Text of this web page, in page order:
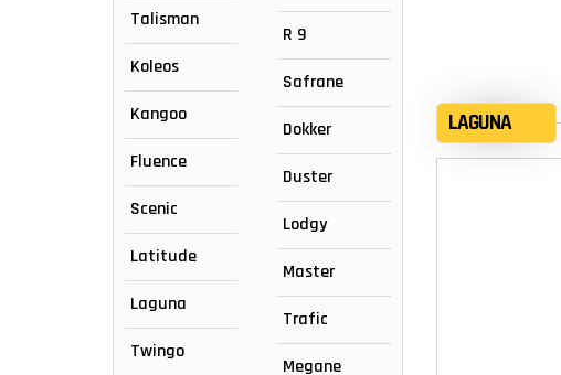
Talisman
Koleos
Kangoo
Fluence
Scenic
Latitude
Laguna
Twingo
R 9
Safrane
Dokker
Duster
Lodgy
Master
Trafic
Megane
LAGUNA